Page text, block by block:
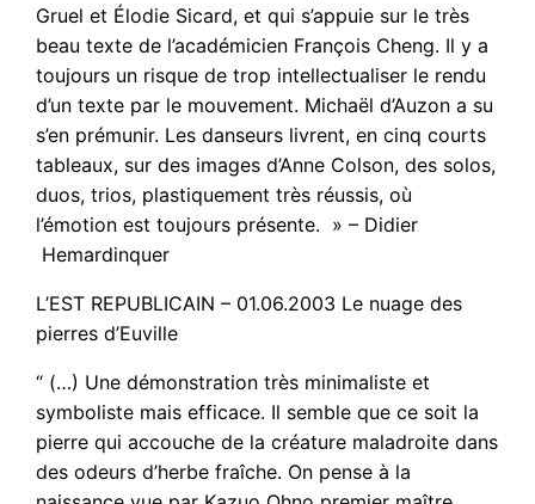
Gruel et Élodie Sicard, et qui s’appuie sur le très
beau texte de l’académicien François Cheng. Il y a
toujours un risque de trop intellectualiser le rendu
d’un texte par le mouvement. Michaël d’Auzon a su
s’en prémunir. Les danseurs livrent, en cinq courts
tableaux, sur des images d’Anne Colson, des solos,
duos, trios, plastiquement très réussis, où
l’émotion est toujours présente. » – Didier
Hemardinquer
L’EST REPUBLICAIN – 01.06.2003 Le nuage des
pierres d’Euville
“ (…) Une démonstration très minimaliste et
symboliste mais efficace. Il semble que ce soit la
pierre qui accouche de la créature maladroite dans
des odeurs d’herbe fraîche. On pense à la